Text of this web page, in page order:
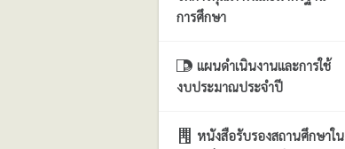
การศึกษา
แผนดำเนินงานและการใช้
งบประมาณประจำปี
หนังสือรับรองสถานศึกษาใน